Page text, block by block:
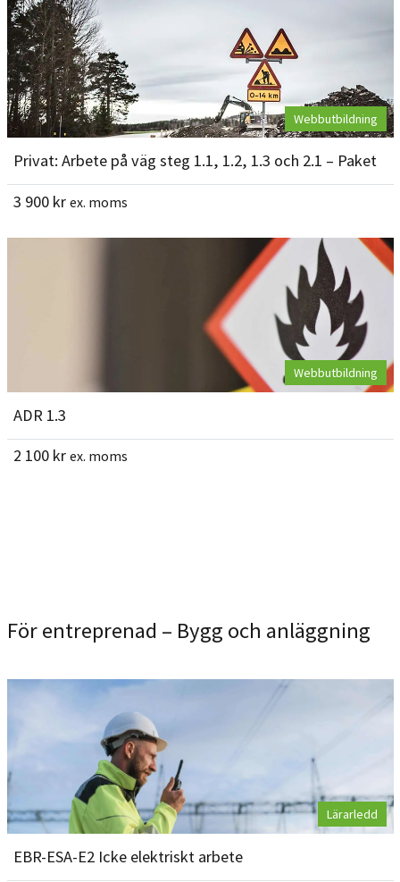
Webbutbildning
Privat: Arbete på väg steg 1.1, 1.2, 1.3 och 2.1 – Paket
3 900 kr ex. moms
Webbutbildning
ADR 1.3
2 100 kr ex. moms
För entreprenad – Bygg och anläggning
Lärarledd
EBR-ESA-E2 Icke elektriskt arbete